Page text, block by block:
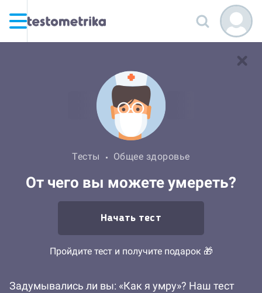
Тесты Общее здоровье
От чего вы можете умереть?
Начать тест
Пройдите тест и получите подарок 🎁
Задумывались ли вы: «Как я умру»? Наш тест